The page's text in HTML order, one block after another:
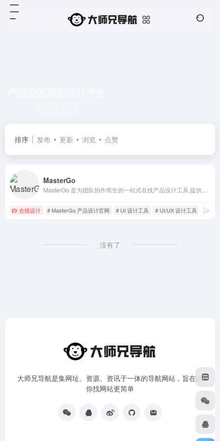
排序 发布 更新 浏览 点赞
MasterGo
在线设计 # MasterGo 产品设计官网 # UI 设计工具 # UI/UX 设计工具
没有了
大师兄导航是集网址、资源、资讯于一体的导航网站，旨在让
你找网站更简单